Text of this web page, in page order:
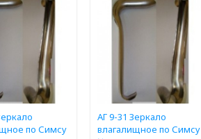
по Симсу
АГ 9-31 Зеркало
влагалищное по Симсу